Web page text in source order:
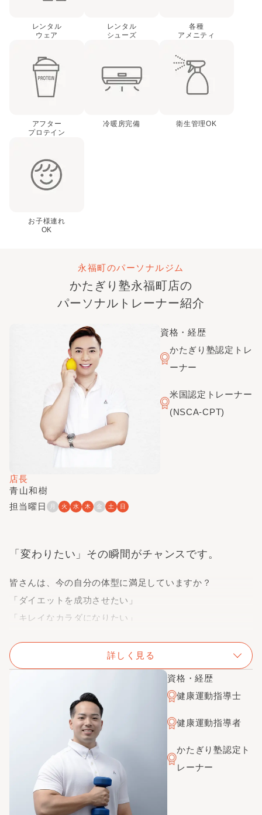
レンタル
ウェア
レンタル
シューズ
各種
アメニティ
アフター
プロテイン
冷暖房完備 衛生管理OK
お子様連れ
OK
永福町のパーソナルジム
かたぎり塾永福町店の
パーソナルトレーナー紹介
店長
青山和樹
担当曜日
月 火 水 木 金 土 日
資格・経歴
かたぎり塾認定トレ
ーナー
米国認定トレーナー
(NSCA-CPT)
「変わりたい」その瞬間がチャンスです。
皆さんは、今の自分の体型に満足していますか？
「ダイエットを成功させたい」
「キレイなカラダになりたい」
と思っていても、1人じゃ続かないし、今更始めても遅い
と思っていませんか？
人間「変わりたい」と思ったその瞬間からがチャンスで
好きな服を着たり、メイクをしてオシャレするように、カ
ラダも自分好みにボディメイクして
最高のオシャレをしてみませんか？
トレーニングで大切なのは正しい知識と継続です。
1人1人に合った無理のないメニューで、楽しく、理想のカ
ラダ作りをサポートさせて頂きます！
詳しく見る
資格・経歴
健康運動指導士
健康運動指導者
かたぎり塾認定ト
レーナー